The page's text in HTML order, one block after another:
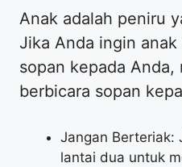
Anak adalah peniru
Jika Anda ingin
sopan kepada Anda,
berbicara sopan
Jangan Berteriak:
lantai dua untuk